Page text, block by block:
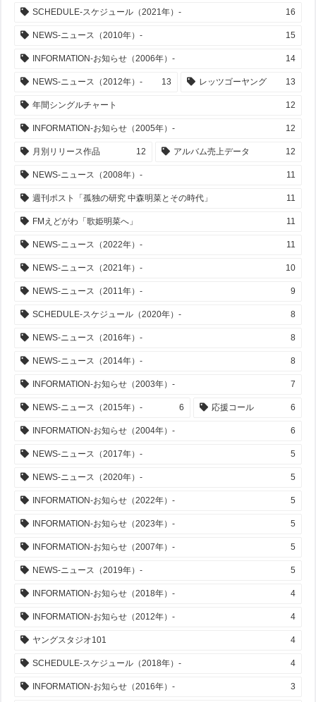
SCHEDULE-スケジュール（2021年）- 16
NEWS-ニュース（2010年）- 15
INFORMATION-お知らせ（2006年）- 14
NEWS-ニュース（2012年）- 13 レッツゴーヤング 13
年間シングルチャート 12
INFORMATION-お知らせ（2005年）- 12
月別リリース作品 12 アルバム売上データ 12
NEWS-ニュース（2008年）- 11
週刊ポスト「孤独の研究 中森明菜とその時代」 11
FMえどがわ「歌姫明菜へ」 11
NEWS-ニュース（2022年）- 11
NEWS-ニュース（2021年）- 10
NEWS-ニュース（2011年）- 9
SCHEDULE-スケジュール（2020年）- 8
NEWS-ニュース（2016年）- 8
NEWS-ニュース（2014年）- 8
INFORMATION-お知らせ（2003年）- 7
NEWS-ニュース（2015年）- 6 応援コール 6
INFORMATION-お知らせ（2004年）- 6
NEWS-ニュース（2017年）- 5
NEWS-ニュース（2020年）- 5
INFORMATION-お知らせ（2022年）- 5
INFORMATION-お知らせ（2023年）- 5
INFORMATION-お知らせ（2007年）- 5
NEWS-ニュース（2019年）- 5
INFORMATION-お知らせ（2018年）- 4
INFORMATION-お知らせ（2012年）- 4
ヤングスタジオ101 4
SCHEDULE-スケジュール（2018年）- 4
INFORMATION-お知らせ（2016年）- 3